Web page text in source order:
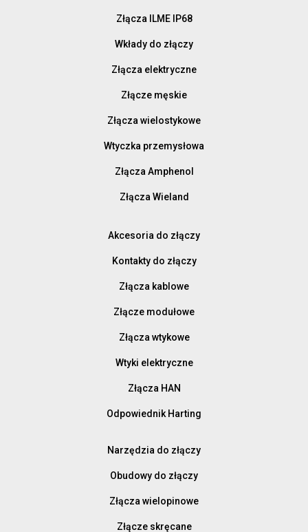
Złącza ILME IP68
Wkłady do złączy
Złącza elektryczne
Złącze męskie
Złącza wielostykowe
Wtyczka przemysłowa
Złącza Amphenol
Złącza Wieland
Akcesoria do złączy
Kontakty do złączy
Złącza kablowe
Złącze modułowe
Złącza wtykowe
Wtyki elektryczne
Złącza HAN
Odpowiednik Harting
Narzędzia do złączy
Obudowy do złączy
Złącza wielopinowe
Złącze skręcane